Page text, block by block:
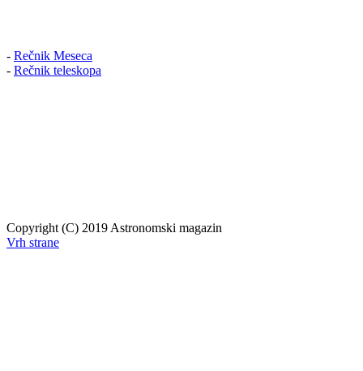
- Rečnik Meseca
- Rečnik teleskopa
Copyright (C) 2019 Astronomski magazin
Vrh strane